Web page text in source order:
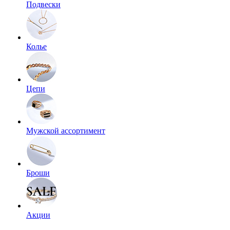
Подвески
Колье
Цепи
Мужской ассортимент
Броши
Акции